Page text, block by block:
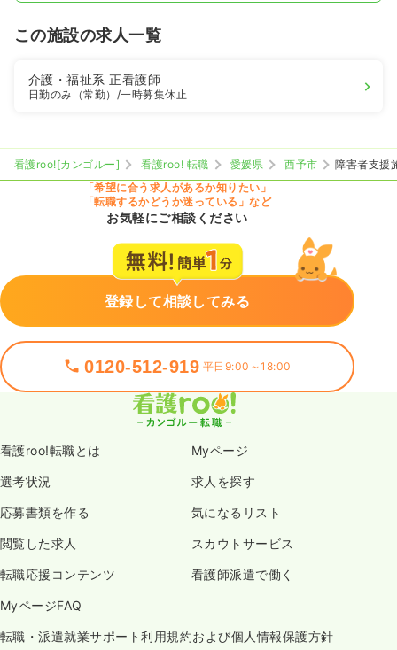
この施設の求人一覧
介護・福祉系正看護師
日勤のみ（常勤） /一時募集休止
看護roo![カンゴルー] 看護roo! 転職 愛媛県 西予市
障害者支援
「希望に合う求人があるか知りたい」
「転職するかどうか迷っている」など
お気軽にご相談ください
登録して相談してみる
0120-512-919 平日9:00～18:00
看護roo!転職とは Myページ
選考状況 求人を探す
応募書類を作る 気になるリスト
閲覧した求人 スカウトサービス
転職応援コンテンツ 看護師派遣で働く
MyページFAQ
転職・派遣就業サポート利用規約および個人情報保護方針